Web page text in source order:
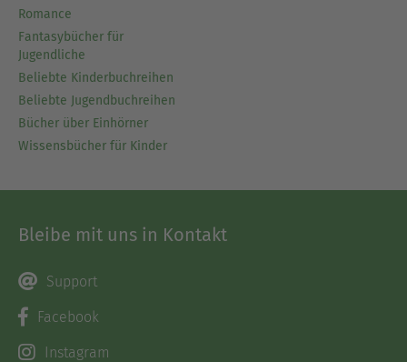
Romance
Fantasybücher für
Jugendliche
Beliebte Kinderbuchreihen
Beliebte Jugendbuchreihen
Bücher über Einhörner
Wissensbücher für Kinder
Bleibe mit uns in Kontakt
Support
Facebook
Instagram